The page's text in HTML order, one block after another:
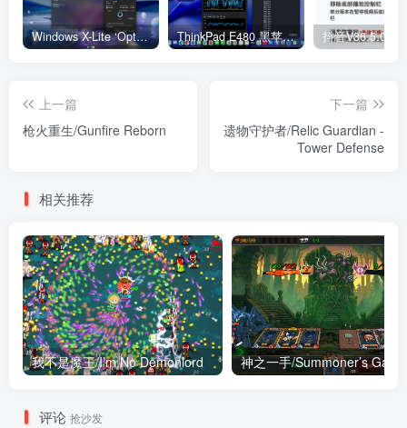
Windows X-Lite ‘Optimum 11’ 25H2 Pro v2 ThinkPad E480 黑苹果完美Tahoe的EFI分享（2026.03.01更新） 抖音V36.5.0 内
上一篇
枪火重生/Gunfire Reborn
下一篇
遗物守护者/Relic Guardian -
Tower Defense
相关推荐
我不是魔王/I’m No Demonlord 神之一手/Summoner’s
评论 抢沙发